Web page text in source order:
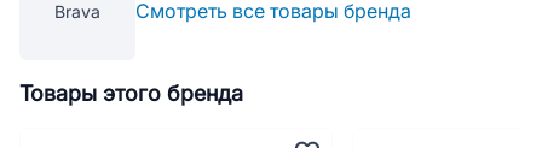
Brava Смотреть все товары бренда
Товары этого бренда